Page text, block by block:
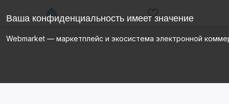
Ваша конфиденциальность имеет значение
Webmarket — маркетплейс и экосистема электронной